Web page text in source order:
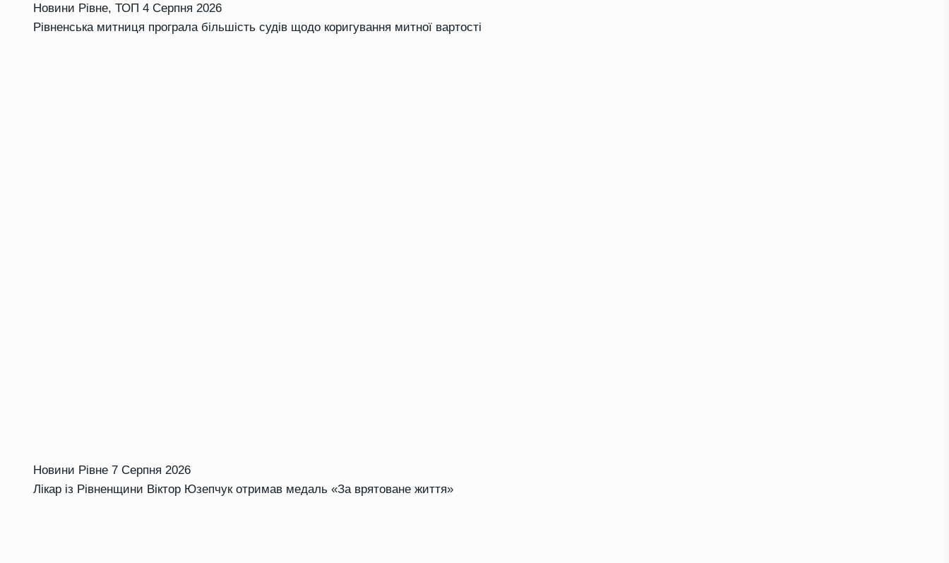
Новини Рівне, ТОП 4 Серпня 2026
Рівненська митниця програла більшість судів щодо коригування митної вартості
Новини Рівне 7 Серпня 2026
Лікар із Рівненщини Віктор Юзепчук отримав медаль «За врятоване життя»